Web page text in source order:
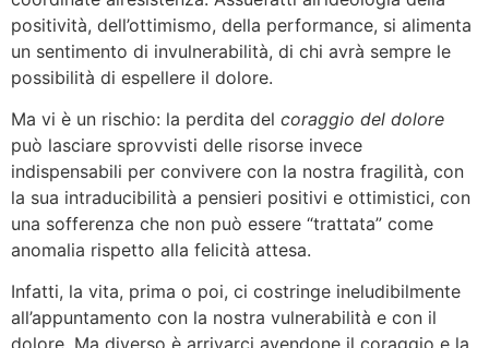
positività, dell’ottimismo, della performance, si alimenta
un sentimento di invulnerabilità, di chi avrà sempre le
possibilità di espellere il dolore.
Ma vi è un rischio: la perdita del coraggio del dolore
può lasciare sprovvisti delle risorse invece
indispensabili per convivere con la nostra fragilità, con
la sua intraducibilità a pensieri positivi e ottimistici, con
una sofferenza che non può essere “trattata” come
anomalia rispetto alla felicità attesa.
Infatti, la vita, prima o poi, ci costringe ineludibilmente
all’appuntamento con la nostra vulnerabilità e con il